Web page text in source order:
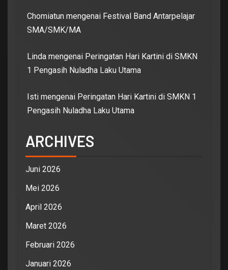
Chomiatun mengenai Festival Band Antarpelajar
SMA/SMK/MA
Linda mengenai Peringatan Hari Kartini di SMKN
1 Pengasih Nuladha Laku Utama
Isti mengenai Peringatan Hari Kartini di SMKN 1
Pengasih Nuladha Laku Utama
ARCHIVES
Juni 2026
Mei 2026
April 2026
Maret 2026
Februari 2026
Januari 2026